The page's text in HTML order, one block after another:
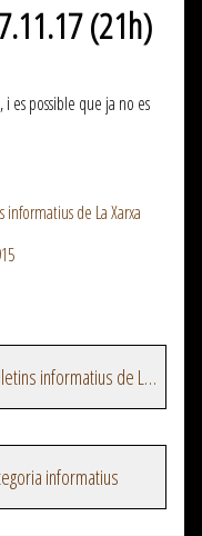
(21h)
es possible que ja no es
de La Xarxa
Veure més episodis del programa Butlletins informatius de La Xarxa
informatius